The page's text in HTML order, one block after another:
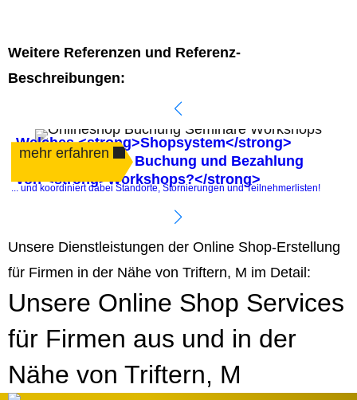
Weitere Referenzen und Referenz-
Beschreibungen:
Welches <strong>Shopsystem</strong>
automatisiert die Buchung und Bezahlung
von <strong>Workshops?</strong>
mehr erfahren
... und koordiniert dabei Standorte, Stornierungen und Teilnehmerlisten!
Unsere Dienstleistungen der Online Shop-Erstellung
für Firmen in der Nähe von Triftern, M im Detail:
Unsere Online Shop Services
für Firmen aus und in der
Nähe von Triftern, M